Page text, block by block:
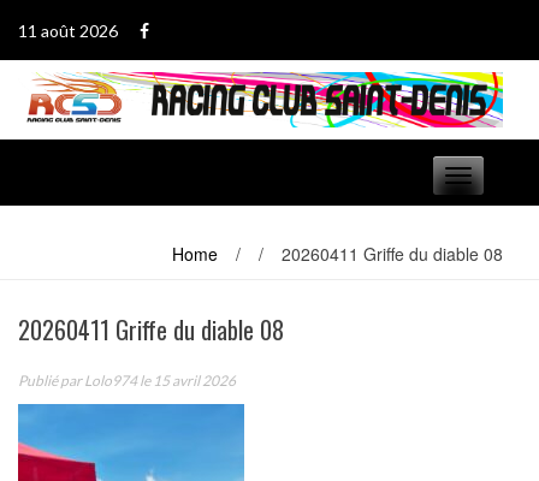
contenu
11 août 2026
Basculer
navigation
Home / / 20260411 Griffe du diable 08
20260411 Griffe du diable 08
Publié parLolo974 le 15 avril 2026